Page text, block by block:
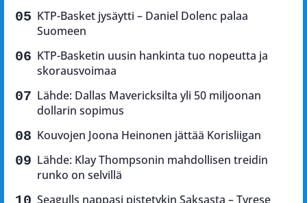
KTP-Basket jysäytti – Daniel Dolenc palaa
Suomeen
KTP-Basketin uusin hankinta tuo nopeutta ja
skorausvoimaa
Lähde: Dallas Mavericksilta yli 50 miljoonan
dollarin sopimus
Kouvojen Joona Heinonen jättää Korisliigan
Lähde: Klay Thompsonin mahdollisen treidin
runko on selvillä
Seagulls nappasi pistetykin Saksasta – Tyrese